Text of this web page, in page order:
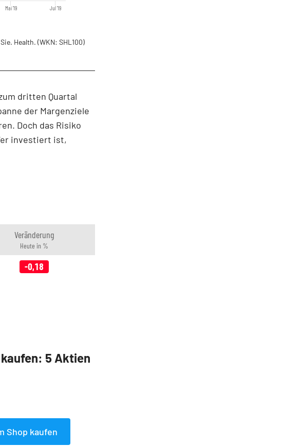
Jul '19
Mai '19
Sie. Health. (WKN: SHL100)
dritten Quartal
der Margenziele
Doch das Risiko
investiert ist,
Veränderung
Heute in %
-0,18
5 Aktien
Shop kaufen